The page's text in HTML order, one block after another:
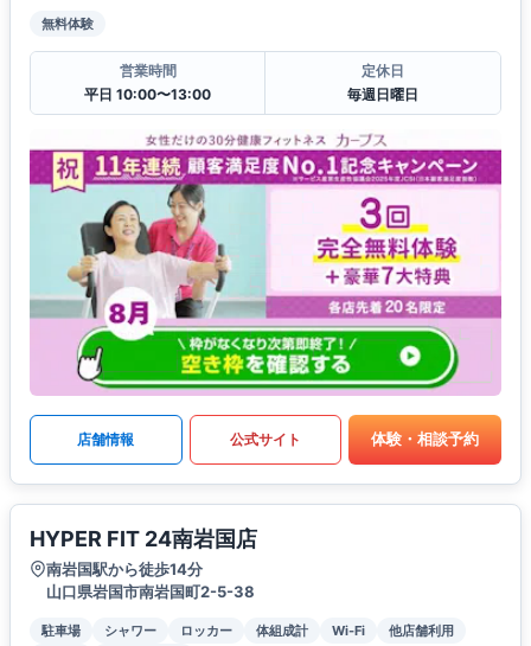
無料体験
営業時間
平日 10:00〜13:00
定休日
毎週日曜日
店舗情報 公式サイト 体験・相談予約
HYPER FIT 24南岩国店
南岩国駅から徒歩14分
山口県岩国市南岩国町2-5-38
駐車場 シャワー ロッカー 体組成計 Wi-Fi
他店舗利用